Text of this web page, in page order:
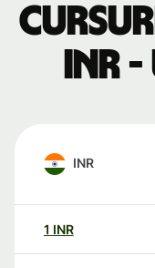
INR
INR
1 INR